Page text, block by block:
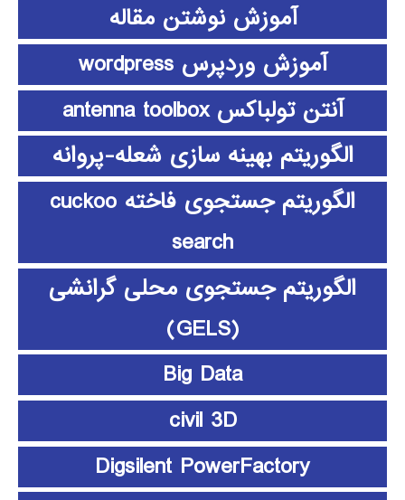
آموزش نوشتن مقاله
آموزش وردپرس wordpress
آنتن تولباکس antenna toolbox
الگوریتم بهینه سازی شعله-پروانه
الگوریتم جستجوی فاخته cuckoo
search
الگوریتم جستجوی محلی گرانشی
(GELS)
Big Data
civil 3D
Digsilent PowerFactory